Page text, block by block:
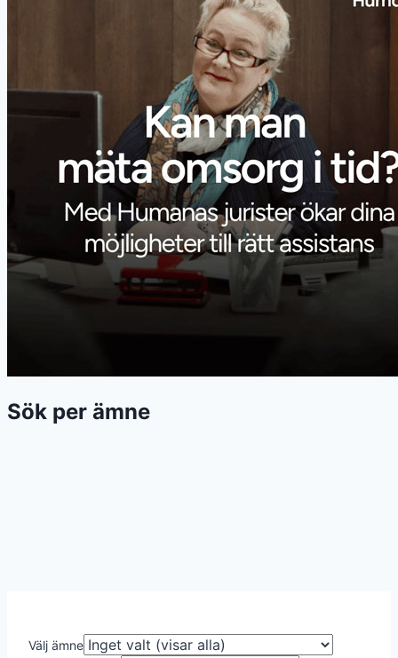
Sök per ämne
Välj ämne